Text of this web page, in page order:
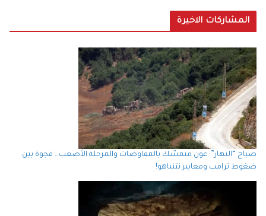
المشاركات الاخيرة
صباح “النهار”: عون متمسّك بالمفاوضات والمرحلة الأصعب… فجوة بين
ضغوط ترامب ومعايير نتنياهو!